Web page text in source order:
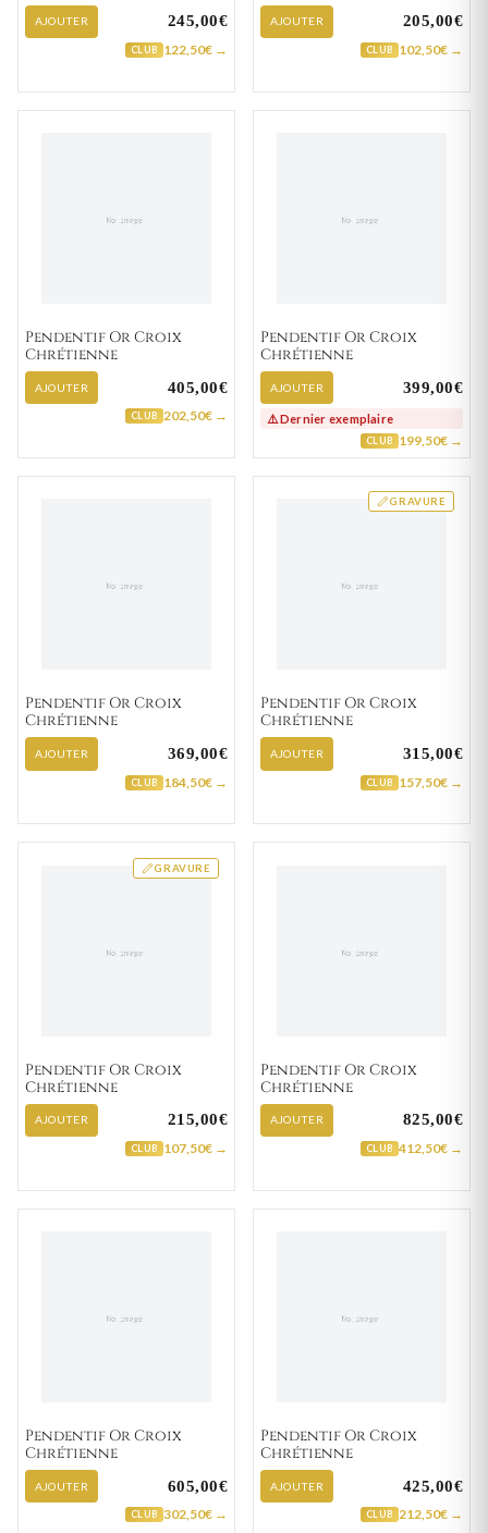
AJOUTER 245,00€
CLUB 122,50€ →
AJOUTER 205,00€
CLUB 102,50€ →
Pendentif Or Croix
Chrétienne
AJOUTER 405,00€
CLUB 202,50€ →
Pendentif Or Croix
Chrétienne
AJOUTER 399,00€
⚠️ Dernier exemplaire
CLUB 199,50€ →
Pendentif Or Croix
Chrétienne
AJOUTER 369,00€
CLUB 184,50€ →
GRAVURE
Pendentif Or Croix
Chrétienne
AJOUTER 315,00€
CLUB 157,50€ →
GRAVURE
Pendentif Or Croix
Chrétienne
AJOUTER 215,00€
CLUB 107,50€ →
Pendentif Or Croix
Chrétienne
AJOUTER 825,00€
CLUB 412,50€ →
Pendentif Or Croix
Chrétienne
AJOUTER 605,00€
CLUB 302,50€ →
Pendentif Or Croix
Chrétienne
AJOUTER 425,00€
CLUB 212,50€ →